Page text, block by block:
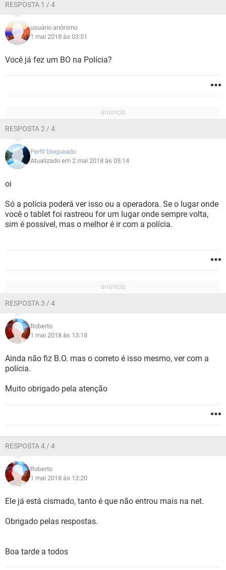
RESPOSTA 1 / 4
usuário anônimo
1 mai 2018 às 03:51
Você já fez um BO na Polícia?
RESPOSTA 2 / 4
Perfil bloqueado
Atualizado em 2 mai 2018 às 05:14
oi
Só a polícia poderá ver isso ou a operadora. Se o lugar onde
você o tablet foi rastreou for um lugar onde sempre volta,
sim é possível, mas o melhor é ir com a polícia.
RESPOSTA 3 / 4
Roberto
1 mai 2018 às 13:18
Ainda não fiz B.O. mas o correto é isso mesmo, ver com a
polícia.
Muito obrigado pela atenção
RESPOSTA 4 / 4
Roberto
1 mai 2018 às 13:20
Ele já está cismado, tanto é que não entrou mais na net.
Obrigado pelas respostas.
Boa tarde a todos